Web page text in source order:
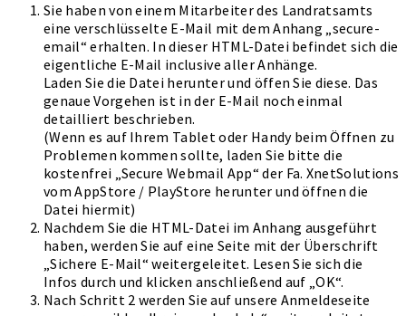
Sie haben von einem Mitarbeiter des Landratsamts
eine verschlüsselte E-Mail mit dem Anhang „secure-
email“ erhalten. In dieser HTML-Datei befindet sich die
eigentliche E-Mail inclusive aller Anhänge.
Laden Sie die Datei herunter und öffen Sie diese. Das
genaue Vorgehen ist in der E-Mail noch einmal
detailliert beschrieben.
(Wenn es auf Ihrem Tablet oder Handy beim Öffnen zu
Problemen kommen sollte, laden Sie bitte die
kostenfrei „Secure Webmail App“ der Fa. XnetSolutions
vom AppStore / PlayStore herunter und öffnen die
Datei hiermit)
Nachdem Sie die HTML-Datei im Anhang ausgeführt
haben, werden Sie auf eine Seite mit der Überschrift
„Sichere E-Mail“ weitergeleitet. Lesen Sie sich die
Infos durch und klicken anschließend auf „OK“.
Nach Schritt 2 werden Sie auf unsere Anmeldeseite